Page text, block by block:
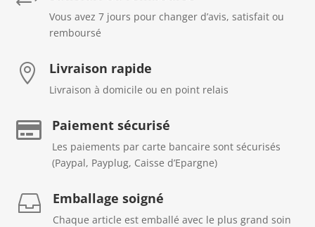
Vous avez 7 jours pour changer d’avis, satisfait ou
remboursé
 Livraison rapide
Livraison à domicile ou en point relais
 Paiement sécurisé
Les paiements par carte bancaire sont sécurisés
(Paypal, Payplug, Caisse d’Epargne)
 Emballage soigné
Chaque article est emballé avec le plus grand soin